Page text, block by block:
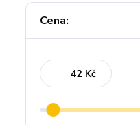
Cena:
Kč